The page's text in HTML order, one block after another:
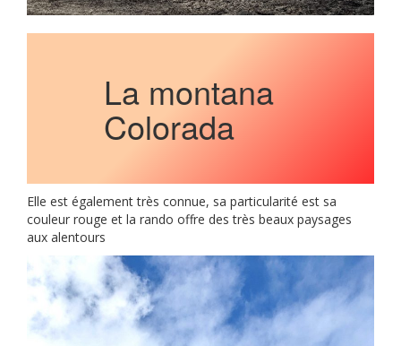
La montana
Colorada
Elle est également très connue, sa particularité est sa
couleur rouge et la rando offre des très beaux paysages
aux alentours